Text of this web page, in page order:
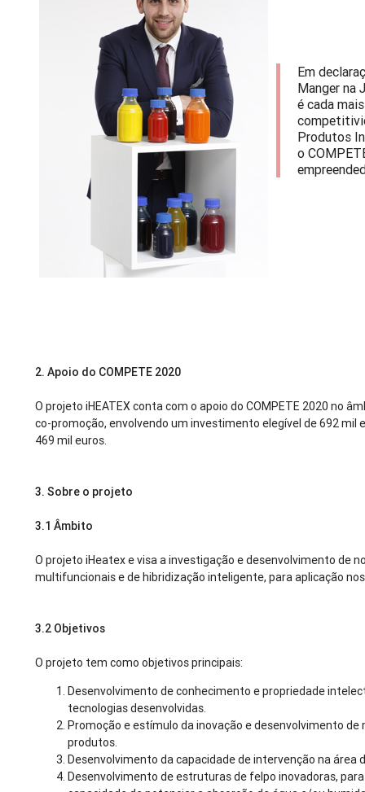
Em
Manger na
é cada
Produtos
o
2. Apoio do COMPETE 2020
O projeto iHEATEX conta com o apoio do COMPETE 2020 no
co-promoção, envolvendo um investimento elegível de 692 mil
469 mil euros.
3. Sobre o projeto
3.1 Âmbito
O projeto iHeatex e visa a investigação e desenvolvimento de
multifuncionais e de hibridização inteligente, para aplicação
3.2 Objetivos
O projeto tem como objetivos principais:
Desenvolvimento de conhecimento e propriedade
tecnologias desenvolvidas.
Promoção e estímulo da inovação e desenvolvimento
produtos.
Desenvolvimento da capacidade de intervenção na área
Desenvolvimento de estruturas de felpo inovadoras,